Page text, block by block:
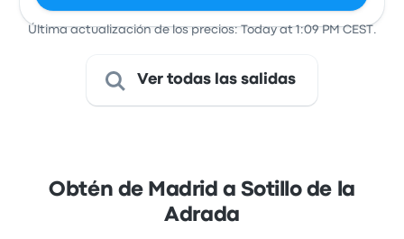
Última actualización de los precios: Today at 1:09 PM CEST.
Ver todas las salidas
Obtén de Madrid a Sotillo de la
Adrada